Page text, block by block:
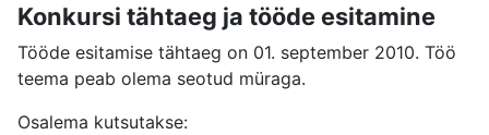
Konkursi tähtaeg ja tööde esitamine
Tööde esitamise tähtaeg on 01. september 2010. Töö
teema peab olema seotud müraga.
Osalema kutsutakse: